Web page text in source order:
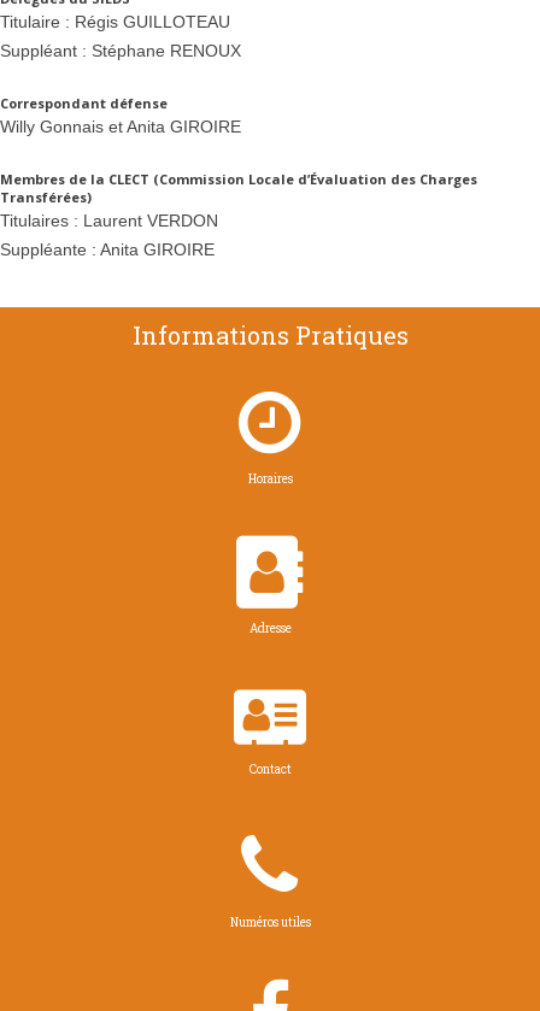
Titulaire : Régis GUILLOTEAU
Suppléant : Stéphane RENOUX
Correspondant défense
Willy Gonnais et Anita GIROIRE
Membres de la CLECT (Commission Locale d’Évaluation des Charges
Transférées)
Titulaires : Laurent VERDON
Suppléante : Anita GIROIRE
Informations Pratiques

Horaires

Adresse

Contact

Numéros utiles